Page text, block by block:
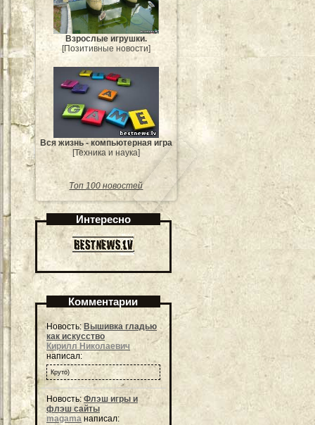
Взрослые игрушки.
[Позитивные новости]
Вся жизнь - компьютерная игра
[Техника и наука]
Топ 100 новостей
Интересно
Комментарии
Новость: Вышивка гладью
как искусство
Кирилл Николаевич
написал:
Круто)
Новость: Флэш игры и
флэш сайты
magama написал: